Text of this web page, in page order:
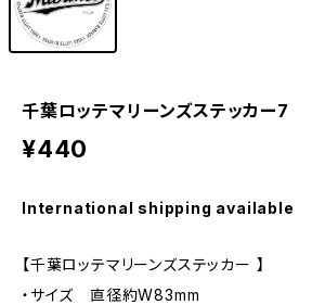
千葉ロッテマリーンズステッカー7
¥440
International shipping available
【千葉ロッテマリーンズステッカー 】
・サイズ 直径約W83mm